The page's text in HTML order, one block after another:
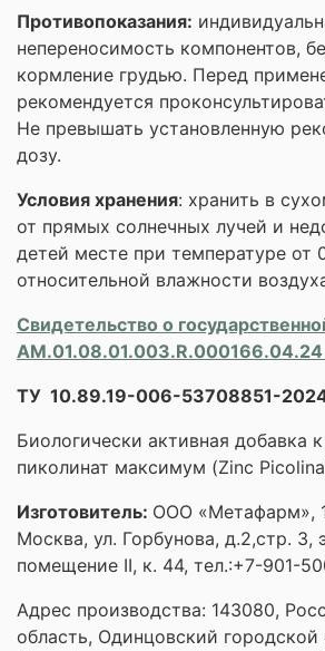
Противопоказания:
непереносимость компонентов,
кормление грудью. Перед
рекомендуется
Не превышать установленную
дозу.
Условия хранения: хранить в
от прямых солнечных лучей и
детей месте при температуре от
относительной влажности
Свидетельство о
ТУ 10.89.19-006-53708851-
Биологически активная добавка
пиколинат максимум (Zinc
Изготовитель: ООО «Метафарм»,
Москва, ул. Горбунова, д.2,стр. 3,
помещение II, к. 44, тел.:+7-901-
Адрес производства: 143080,
область, Одинцовский городской